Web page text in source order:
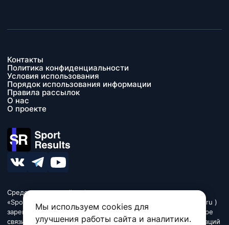
Мы используем cookies для
улучшения работы сайта и аналитики.
Контакты
Политика конфиденциальности
Условия использования
Порядок использования информации
Правила рассылок
О нас
О проекте
Средство массовой информации сетевое издание
«SportResults» (адрес в сети Интернет - www.sport-results.ru )
зарегистрировано Федеральной службой по надзору в сфере
связи, информационных технологий и массовых коммуникаций